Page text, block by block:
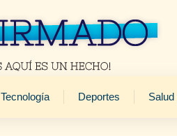
Tecnología Deportes Salud